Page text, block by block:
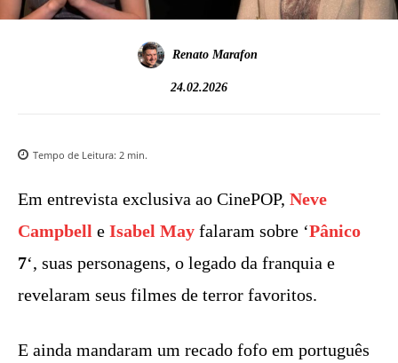
Renato Marafon
24.02.2026
Tempo de Leitura: 2 min.
Em entrevista exclusiva ao CinePOP, Neve
Campbell e Isabel May falaram sobre ‘Pânico
7‘, suas personagens, o legado da franquia e
revelaram seus filmes de terror favoritos.
E ainda mandaram um recado fofo em português